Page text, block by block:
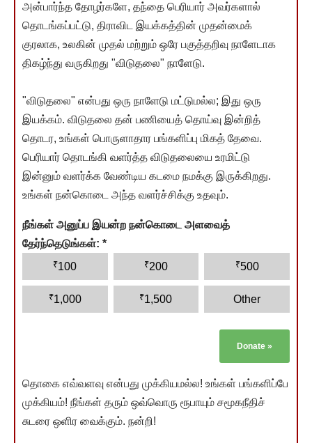
அன்பார்ந்த தோழர்களே, தந்தை பெரியார் அவர்களால்
தொடங்கப்பட்டு, திராவிட இயக்கத்தின் முதன்மைக்
குரலாக, உலகின் முதல் மற்றும் ஒரே பகுத்தறிவு நாளேடாக
திகழ்ந்து வருகிறது "விடுதலை" நாளேடு.
"விடுதலை" என்பது ஒரு நாளேடு மட்டுமல்ல; இது ஒரு
இயக்கம். விடுதலை தன் பணியைத் தொய்வு இன்றித்
தொடர, உங்கள் பொருளாதார பங்களிப்பு மிகத் தேவை.
பெரியார் தொடங்கி வளர்த்த விடுதலையை உரமிட்டு
இன்னும் வளர்க்க வேண்டிய கடமை நமக்கு இருக்கிறது.
உங்கள் நன்கொடை அந்த வளர்ச்சிக்கு உதவும்.
நீங்கள் அனுப்ப இயன்ற நன்கொடை அளவைத்
தேர்ந்தெடுங்கள்: *
₹100 ₹200 ₹500
₹1,000 ₹1,500 Other
Donate »
தொகை எவ்வளவு என்பது முக்கியமல்ல! உங்கள் பங்களிப்பே
முக்கியம்! நீங்கள் தரும் ஒவ்வொரு ரூபாயும் சமூகநீதிச்
சுடரை ஒளிர வைக்கும். நன்றி!